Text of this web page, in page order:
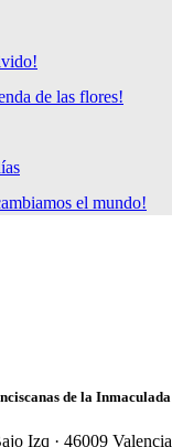
de las flores!
el mundo!
de la Inmaculada
Izq · 46009 Valencia